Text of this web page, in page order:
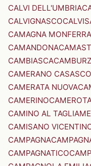
CALVI DELL'UMBRIA
CALVIGNASCO
CAMAGNA
CAMANDONA
CAMBIASCA
CAMERANO CASASCO
CAMERATA NUOVA
CAMERINO
CAMINO AL
CAMISANO
CAMPAGNA
CAMPAGNATICO